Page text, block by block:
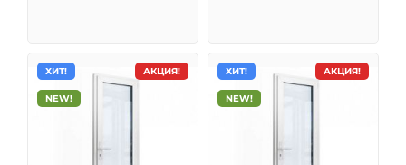
АКЦИЯ!
ХИТ!
NEW!
АКЦИЯ!
ХИТ!
NEW!